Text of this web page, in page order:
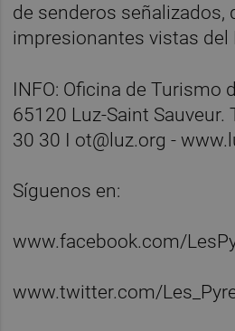
de senderos señalizados,
impresionantes vistas del
INFO: Oficina de Turismo
65120 Luz-Saint Sauveur.
30 30 I ot@luz.org -
Síguenos en:
www.facebook.com/
www.twitter.com/